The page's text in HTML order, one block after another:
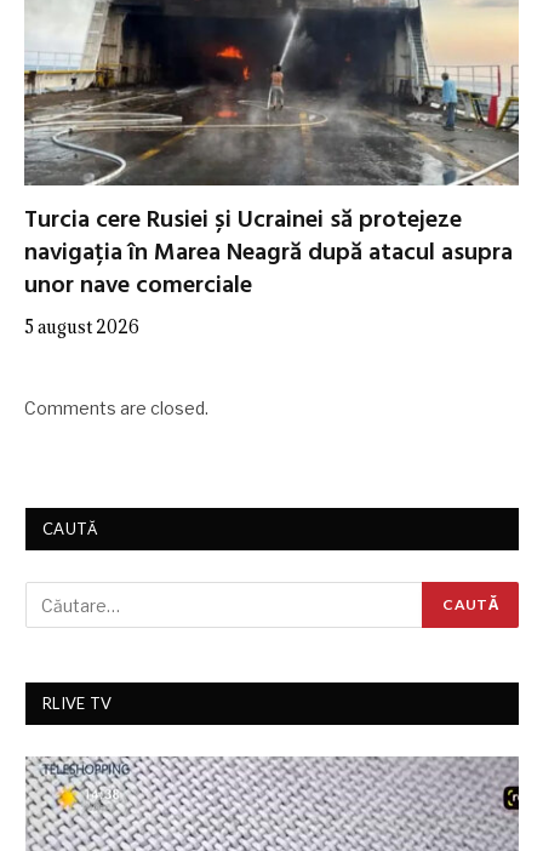
Turcia cere Rusiei și Ucrainei să protejeze
navigația în Marea Neagră după atacul asupra
unor nave comerciale
5 august 2026
Comments are closed.
CAUTĂ
RLIVE TV